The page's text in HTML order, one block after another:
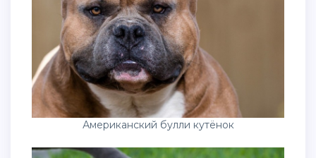
Американский булли кутёнок